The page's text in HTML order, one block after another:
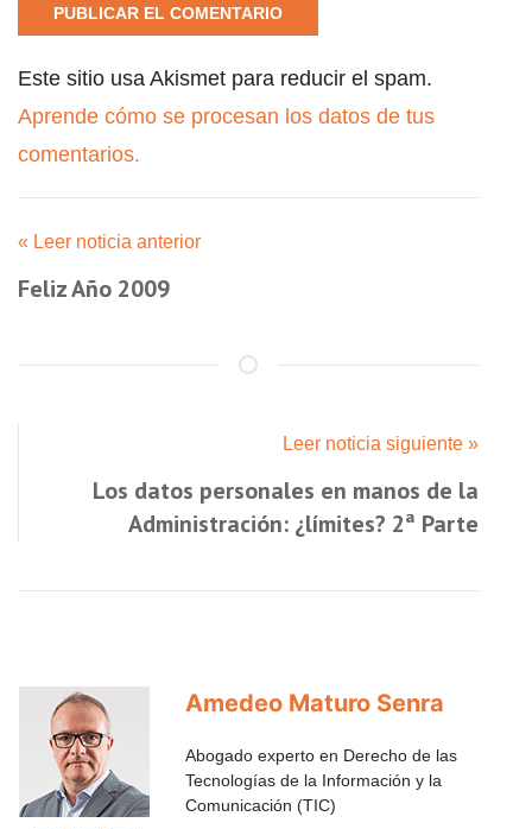
Este sitio usa Akismet para reducir el spam.
Aprende cómo se procesan los datos de tus
comentarios.
« Leer noticia anterior
Feliz Año 2009
Leer noticia siguiente »
Los datos personales en manos de la
Administración: ¿límites? 2ª Parte
Amedeo Maturo Senra
Abogado experto en Derecho de las
Tecnologías de la Información y la
Comunicación (TIC)